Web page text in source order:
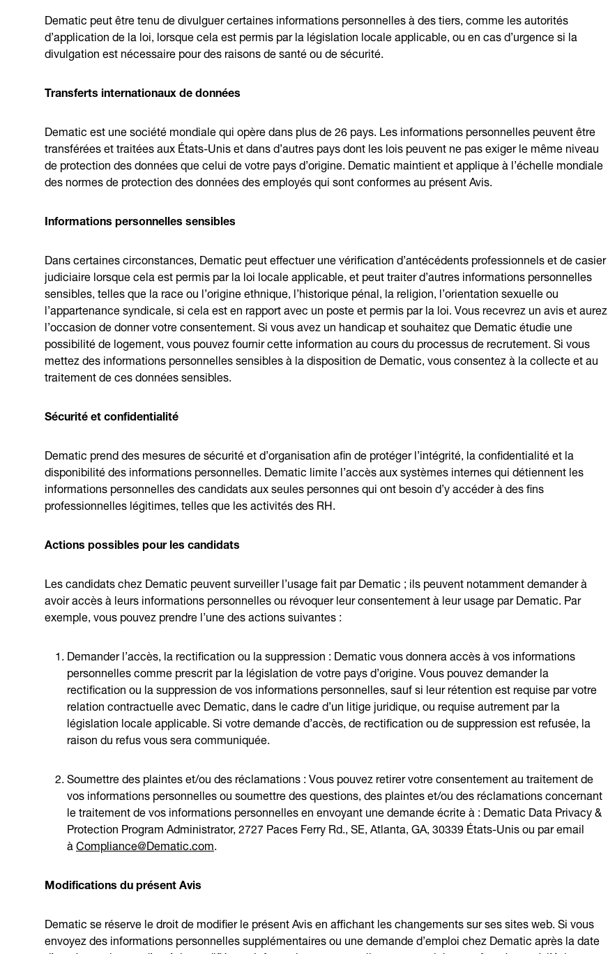
Dematic peut être tenu de divulguer certaines informations personnelles à des tiers, comme les autorités
d’application de la loi, lorsque cela est permis par la législation locale applicable, ou en cas d’urgence si la
divulgation est nécessaire pour des raisons de santé ou de sécurité.
Transferts internationaux de données
Dematic est une société mondiale qui opère dans plus de 26 pays. Les informations personnelles peuvent être
transférées et traitées aux États-Unis et dans d’autres pays dont les lois peuvent ne pas exiger le même niveau
de protection des données que celui de votre pays d’origine. Dematic maintient et applique à l’échelle mondiale
des normes de protection des données des employés qui sont conformes au présent Avis.
Informations personnelles sensibles
Dans certaines circonstances, Dematic peut effectuer une vérification d’antécédents professionnels et de casier
judiciaire lorsque cela est permis par la loi locale applicable, et peut traiter d’autres informations personnelles
sensibles, telles que la race ou l’origine ethnique, l’historique pénal, la religion, l’orientation sexuelle ou
l’appartenance syndicale, si cela est en rapport avec un poste et permis par la loi. Vous recevrez un avis et aurez
l’occasion de donner votre consentement. Si vous avez un handicap et souhaitez que Dematic étudie une
possibilité de logement, vous pouvez fournir cette information au cours du processus de recrutement. Si vous
mettez des informations personnelles sensibles à la disposition de Dematic, vous consentez à la collecte et au
traitement de ces données sensibles.
Sécurité et confidentialité
Dematic prend des mesures de sécurité et d’organisation afin de protéger l’intégrité, la confidentialité et la
disponibilité des informations personnelles. Dematic limite l’accès aux systèmes internes qui détiennent les
informations personnelles des candidats aux seules personnes qui ont besoin d’y accéder à des fins
professionnelles légitimes, telles que les activités des RH.
Actions possibles pour les candidats
Les candidats chez Dematic peuvent surveiller l’usage fait par Dematic ; ils peuvent notamment demander à
avoir accès à leurs informations personnelles ou révoquer leur consentement à leur usage par Dematic. Par
exemple, vous pouvez prendre l’une des actions suivantes :
Demander l’accès, la rectification ou la suppression : Dematic vous donnera accès à vos informations
personnelles comme prescrit par la législation de votre pays d’origine. Vous pouvez demander la
rectification ou la suppression de vos informations personnelles, sauf si leur rétention est requise par votre
relation contractuelle avec Dematic, dans le cadre d’un litige juridique, ou requise autrement par la
législation locale applicable. Si votre demande d’accès, de rectification ou de suppression est refusée, la
raison du refus vous sera communiquée.
Soumettre des plaintes et/ou des réclamations : Vous pouvez retirer votre consentement au traitement de
vos informations personnelles ou soumettre des questions, des plaintes et/ou des réclamations concernant
le traitement de vos informations personnelles en envoyant une demande écrite à : Dematic Data Privacy &
Protection Program Administrator, 2727 Paces Ferry Rd., SE, Atlanta, GA, 30339 États-Unis ou par email
àCompliance@Dematic.com.
Modifications du présent Avis
Dematic se réserve le droit de modifier le présent Avis en affichant les changements sur ses sites web. Si vous
envoyez des informations personnelles supplémentaires ou une demande d’emploi chez Dematic après la date